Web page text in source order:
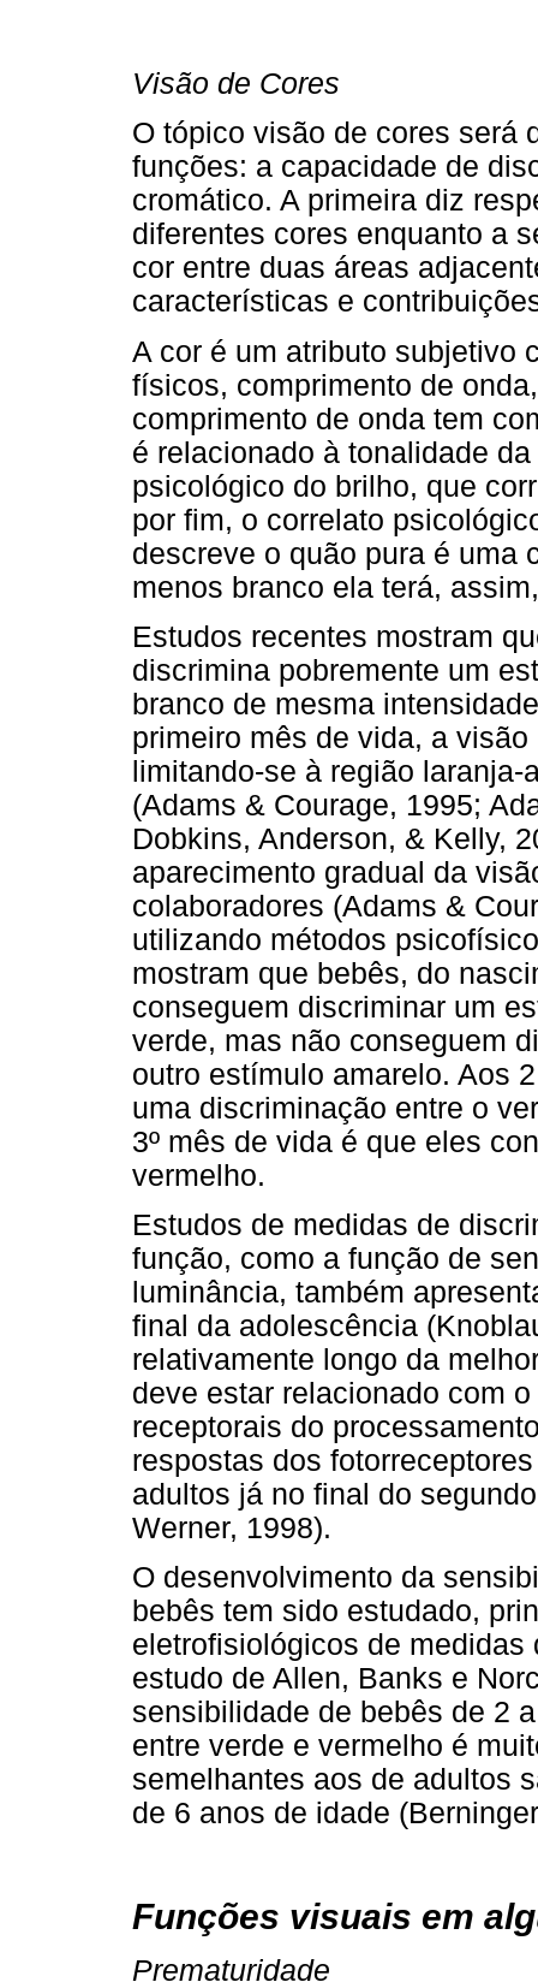
Visão de Cores
O tópico visão de cores será
funções: a capacidade de
cromático. A primeira diz
diferentes cores enquanto a
cor entre duas áreas
características e
A cor é um atributo subjetivo
físicos, comprimento de
comprimento de onda tem
é relacionado à tonalidade
psicológico do brilho, que
por fim, o correlato
descreve o quão pura é uma
menos branco ela terá,
Estudos recentes mostram
discrimina pobremente um
branco de mesma
primeiro mês de vida, a
limitando-se à região
(Adams & Courage, 1995;
Dobkins, Anderson, & Kelly,
aparecimento gradual da
colaboradores (Adams &
utilizando métodos
mostram que bebês, do
conseguem discriminar um
verde, mas não conseguem
outro estímulo amarelo. Aos
uma discriminação entre o
3º mês de vida é que eles
vermelho.
Estudos de medidas de
função, como a função de
luminância, também
final da adolescência
relativamente longo da
deve estar relacionado com
receptorais do
respostas dos
adultos já no final do
Werner, 1998).
O desenvolvimento da
bebês tem sido estudado,
eletrofisiológicos de
estudo de Allen, Banks e
sensibilidade de bebês de 2
entre verde e vermelho é
semelhantes aos de adultos
de 6 anos de idade
Funções visuais em
Prematuridade